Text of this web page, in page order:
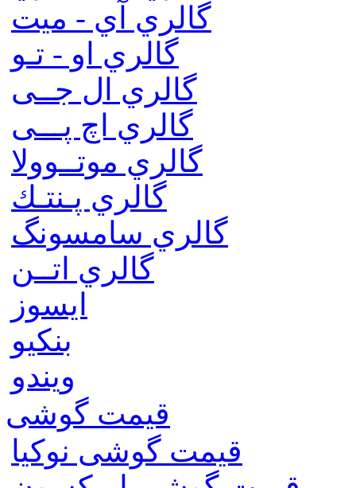
گالري آي - ميت
گالري او - تـو
گالري ال جــی
گالري اچ پـــی
گالري موتــوولا
گالري پـنتـك
گالري سامسونگ
گالري اتــن
ایسوز
بنکیو
ویندو
قیمت گوشی
قیمت گوشی نوكيا